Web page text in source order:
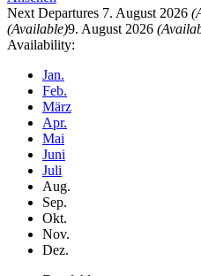
Next Departures 7. August 2026
(Available)9. August 2026
Availability:
Jan.
Feb.
März
Apr.
Mai
Juni
Juli
Aug.
Sep.
Okt.
Nov.
Dez.